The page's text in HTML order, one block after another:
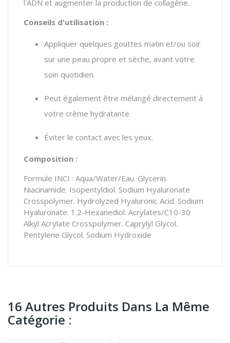
l'ADN et augmenter la production de collagène.
Conseils d'utilisation :
Appliquer quelques gouttes matin et/ou soir
sur une peau propre et sèche, avant votre
soin quotidien.
Peut également être mélangé directement à
votre crème hydratante.
Éviter le contact avec les yeux.
Composition :
Formule INCI : Aqua/Water/Eau. Glycerin.
Niacinamide. Isopentyldiol. Sodium Hyaluronate
Crosspolymer. Hydrolyzed Hyaluronic Acid. Sodium
Hyaluronate. 1.2-Hexanediol. Acrylates/C10-30
Alkyl Acrylate Crosspolymer. Caprylyl Glycol.
Pentylene Glycol. Sodium Hydroxide
16 Autres Produits Dans La Même
Catégorie :